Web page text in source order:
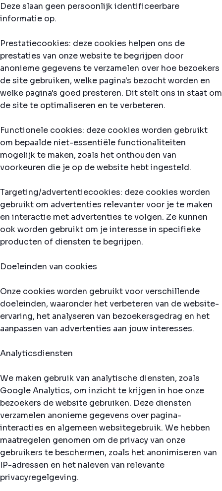
Deze slaan geen persoonlijk identificeerbare
informatie op.
Prestatiecookies: deze cookies helpen ons de
prestaties van onze website te begrijpen door
anonieme gegevens te verzamelen over hoe bezoekers
de site gebruiken, welke pagina's bezocht worden en
welke pagina's goed presteren. Dit stelt ons in staat om
de site te optimaliseren en te verbeteren.
Functionele cookies: deze cookies worden gebruikt
om bepaalde niet-essentiële functionaliteiten
mogelijk te maken, zoals het onthouden van
voorkeuren die je op de website hebt ingesteld.
Targeting/advertentiecookies: deze cookies worden
gebruikt om advertenties relevanter voor je te maken
en interactie met advertenties te volgen. Ze kunnen
ook worden gebruikt om je interesse in specifieke
producten of diensten te begrijpen.
Doeleinden van cookies
Onze cookies worden gebruikt voor verschillende
doeleinden, waaronder het verbeteren van de website-
ervaring, het analyseren van bezoekersgedrag en het
aanpassen van advertenties aan jouw interesses.
Analyticsdiensten
We maken gebruik van analytische diensten, zoals
Google Analytics, om inzicht te krijgen in hoe onze
bezoekers de website gebruiken. Deze diensten
verzamelen anonieme gegevens over pagina-
interacties en algemeen websitegebruik. We hebben
maatregelen genomen om de privacy van onze
gebruikers te beschermen, zoals het anonimiseren van
IP-adressen en het naleven van relevante
privacyregelgeving.